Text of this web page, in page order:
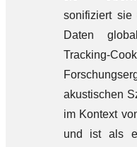
sonifiziert sie
Daten
Tracking-
akustischen
im Kontext
und ist als